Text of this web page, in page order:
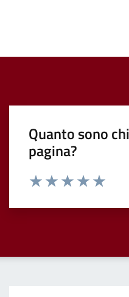
Quanto sono
pagina?
Valuta da 1 a 5 stelle la pagina